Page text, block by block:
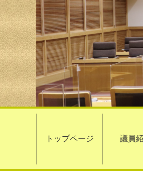
トップページ 議員